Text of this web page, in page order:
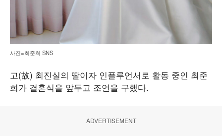
사진=최준희 SNS
고(故) 최진실의 딸이자 인플루언서로 활동 중인 최준
희가 결혼식을 앞두고 조언을 구했다.
ADVERTISEMENT